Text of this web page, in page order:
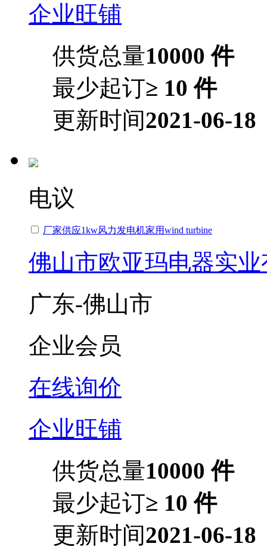
企业旺铺
供货总量10000 件
最少起订≥ 10 件
更新时间2021-06-18
电议
厂家供应1kw风力发电机家用wind turbine
佛山市欧亚玛电器实
广东-佛山市
企业会员
在线询价
企业旺铺
供货总量10000 件
最少起订≥ 10 件
更新时间2021-06-18